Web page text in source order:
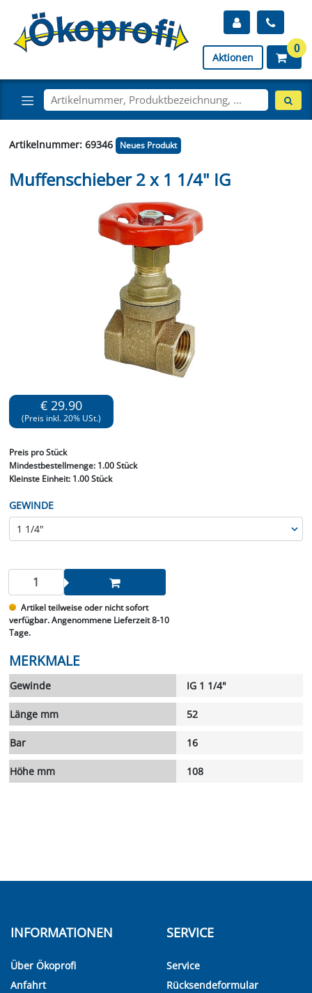
Aktionen
0
Artikelnummer: 69346 Neues Produkt
Muffenschieber 2 x 1 1/4" IG
€ 29.90
(Preis inkl. 20% USt.)
Preis pro Stück
Mindestbestellmenge: 1.00 Stück
Kleinste Einheit:1.00 Stück
GEWINDE
Artikel teilweise oder nicht sofort
verfügbar. Angenommene Lieferzeit 8-10
Tage.
MERKMALE
Gewinde IG 1 1/4"
Länge mm 52
Bar 16
Höhe mm 108
INFORMATIONEN
Über Ökoprofi
Anfahrt
SERVICE
Service
Rücksendeformular